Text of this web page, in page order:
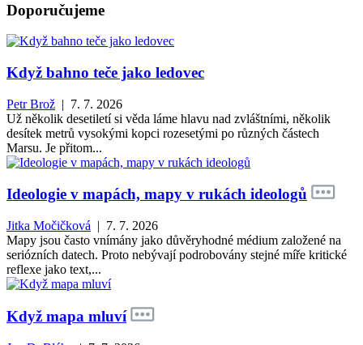
Doporučujeme
Když bahno teče jako ledovec
Petr Brož | 7. 7. 2026
Už několik desetiletí si věda láme hlavu nad zvláštními, několik
desítek metrů vysokými kopci rozesetými po různých částech
Marsu. Je přitom...
Ideologie v mapách, mapy v rukách ideologů
Jitka Močičková | 7. 7. 2026
Mapy jsou často vnímány jako důvěryhodné médium založené na
seriózních datech. Proto nebývají podrobovány stejné míře kritické
reflexe jako text,...
Když mapa mluví